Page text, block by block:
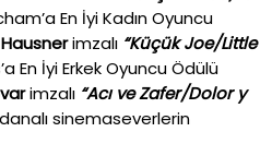
En İyi Kadın Oyuncu
imzalı “Küçük Joe/Little
En İyi Erkek Oyuncu Ödülü
imzalı “Acı ve Zafer/Dolor y
sinemaseverlerin